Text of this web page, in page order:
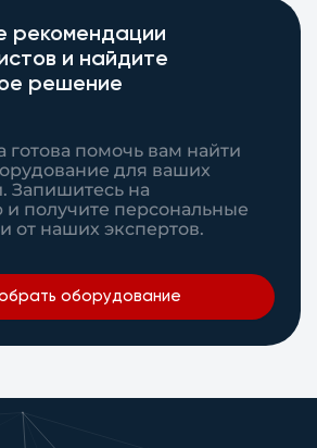
рекомендации
и найдите
решение
помочь вам найти
для ваших
Запишитесь на
и получите персональные
от наших экспертов.
оборудование